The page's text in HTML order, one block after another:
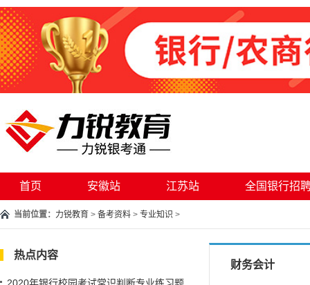
首页 安徽站 江苏站 全国银行招
当前位置： 力锐教育 > 备考资料 > 专业知识 >
热点内容
财务会计